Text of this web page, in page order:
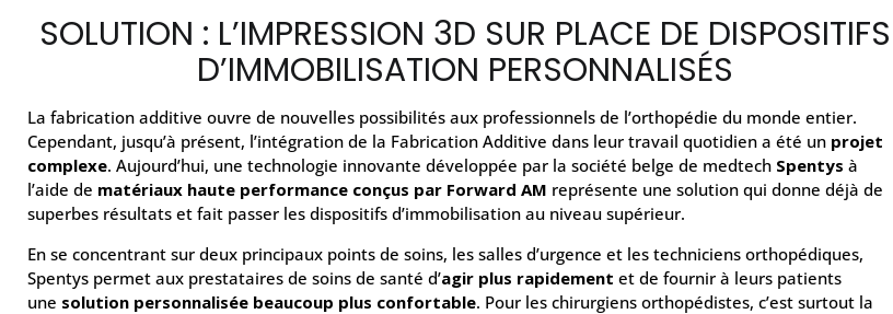
SOLUTION : L’IMPRESSION 3D SUR PLACE DE DISPOSITIFS
D’IMMOBILISATION PERSONNALISÉS
La fabrication additive ouvre de nouvelles possibilités aux professionnels de l’orthopédie du monde entier.
Cependant, jusqu’à présent, l’intégration de la Fabrication Additive dans leur travail quotidien a été un projet
complexe. Aujourd’hui, une technologie innovante développée par la société belge de medtech Spentys à
l’aide de matériaux haute performance conçus par Forward AM représente une solution qui donne déjà de
superbes résultats et fait passer les dispositifs d’immobilisation au niveau supérieur.
En se concentrant sur deux principaux points de soins, les salles d’urgence et les techniciens orthopédiques,
Spentys permet aux prestataires de soins de santé d’agir plus rapidement et de fournir à leurs patients
une solution personnalisée beaucoup plus confortable. Pour les chirurgiens orthopédistes, c’est surtout la